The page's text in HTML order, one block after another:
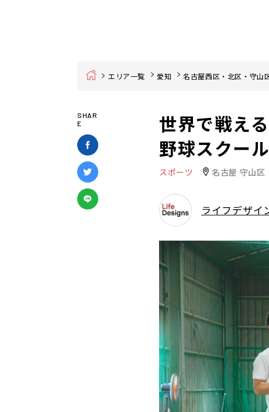
Home エリア一覧 愛知 名古屋西区・北区・守山
SHAR
E
世界で戦え
野球スクー
スポーツ 名古屋 守山区
ライフデザイ